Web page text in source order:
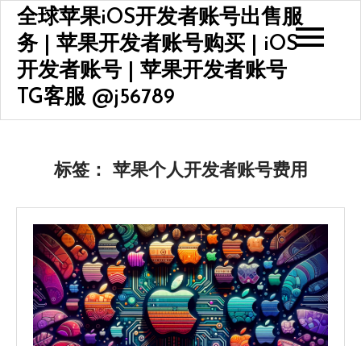
Skip
content
全球苹果iOS开发者账号出售服
务 | 苹果开发者账号购买 | iOS
开发者账号 | 苹果开发者账号
TG客服 @j56789
标签： 苹果个人开发者账号费用